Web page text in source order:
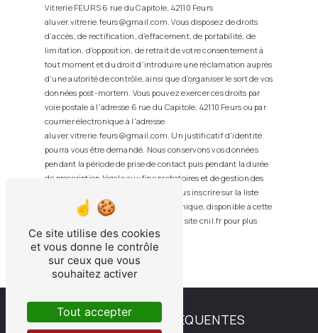
Vitrerie FEURS 6 rue du Capitole, 42110 Feurs
aluver.vitrerie.feurs@gmail.com. Vous disposez de droits
d’accès, de rectification, d’effacement, de portabilité, de
limitation, d’opposition, de retrait de votre consentement à
tout moment et du droit d’introduire une réclamation auprès
d’une autorité de contrôle, ainsi que d’organiser le sort de vos
données post-mortem. Vous pouvez exercer ces droits par
voie postale à l'adresse 6 rue du Capitole, 42110 Feurs ou par
courrier électronique à l'adresse
aluver.vitrerie.feurs@gmail.com. Un justificatif d'identité
pourra vous être demandé. Nous conservons vos données
pendant la période de prise de contact puis pendant la durée
de prescription légale aux fins probatoires et de gestion des
contentieux. Vous avez le droit de vous inscrire sur la liste
d'opposition au démarchage téléphonique, disponible à cette
. Consultez le site cnil.fr pour plus
d’informations sur vos droits.
RECHERCHES FRÉQUENTES
Ce site utilise des cookies
et vous donne le contrôle
sur ceux que vous
souhaitez activer
Tout accepter